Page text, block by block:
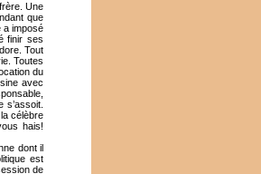
Une
que
a imposé
finir ses
Tout
Toutes
du
avec
célèbre
hais!
dont il
est
de